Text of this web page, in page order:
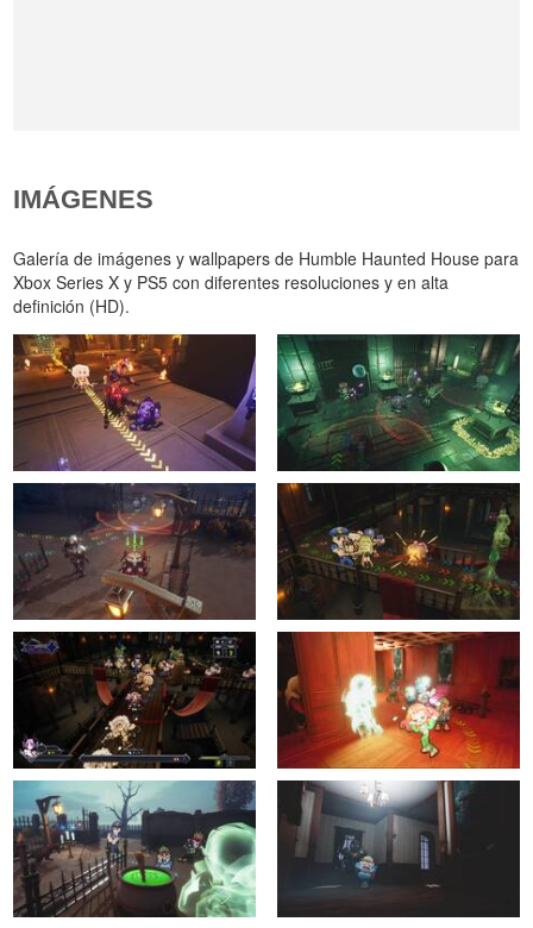
IMÁGENES
Galería de imágenes y wallpapers de Humble Haunted House para
Xbox Series X y PS5 con diferentes resoluciones y en alta
definición (HD).